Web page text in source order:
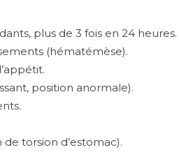
plus de 3 fois en 24 heures.
(hématémèse).
position anormale).
torsion d’estomac).